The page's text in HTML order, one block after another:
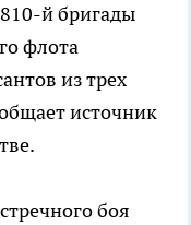
й бригады
флота
из трех
источник
боя